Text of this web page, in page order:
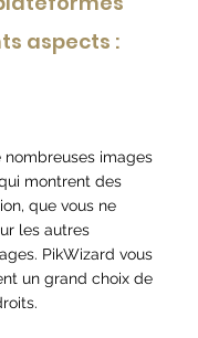
aspects :
nombreuses images
montrent des
que vous ne
les autres
PikWizard vous
un grand choix de